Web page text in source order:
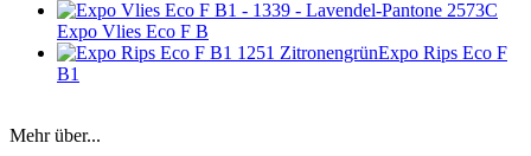
Expo Vlies Eco F B
Expo Rips Eco F
B1
Mehr über...